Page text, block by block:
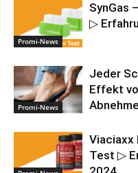
Promi-News
SynGas
▷
Promi-News
Jeder
Effekt
Viaciaxx
Test ▷